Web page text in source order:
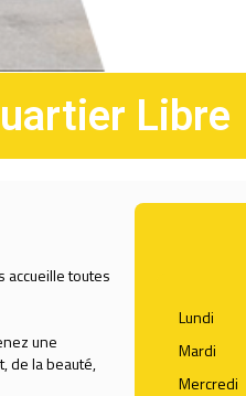
Libre
accueille toutes
une
de la beauté,
Lundi
Mardi
Mercredi